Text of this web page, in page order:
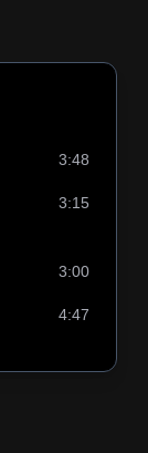
3:48
3:15
3:00
4:47